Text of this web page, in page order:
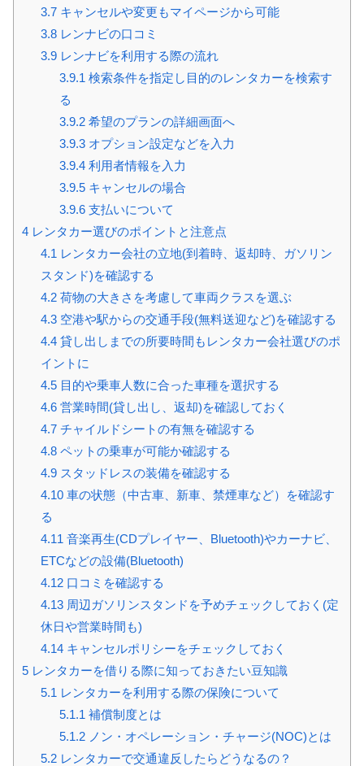
3.7キャンセルや変更もマイページから可能
3.8レンナビの口コミ
3.9レンナビを利用する際の流れ
3.9.1 検索条件を指定し目的のレンタカーを検索す
る
3.9.2希望のプランの詳細画面へ
3.9.3オプション設定などを入力
3.9.4利用者情報を入力
3.9.5キャンセルの場合
3.9.6支払いについて
4 レンタカー選びのポイントと注意点
4.1 レンタカー会社の立地(到着時、返却時、ガソリン
スタンド)を確認する
4.2荷物の大きさを考慮して車両クラスを選ぶ
4.3空港や駅からの交通手段(無料送迎など)を確認する
4.4貸し出しまでの所要時間もレンタカー会社選びのポ
イントに
4.5目的や乗車人数に合った車種を選択する
4.6営業時間(貸し出し、返却)を確認しておく
4.7チャイルドシートの有無を確認する
4.8ペットの乗車が可能か確認する
4.9スタッドレスの装備を確認する
4.10車の状態（中古車、新車、禁煙車など）を確認す
る
4.11 音楽再生(CDプレイヤー、Bluetooth)やカーナビ、
ETCなどの設備(Bluetooth)
4.12口コミを確認する
4.13周辺ガソリンスタンドを予めチェックしておく(定
休日や営業時間も)
4.14キャンセルポリシーをチェックしておく
5 レンタカーを借りる際に知っておきたい豆知識
5.1 レンタカーを利用する際の保険について
5.1.1 補償制度とは
5.1.2ノン・オペレーション・チャージ(NOC)とは
5.2レンタカーで交通違反したらどうなるの？